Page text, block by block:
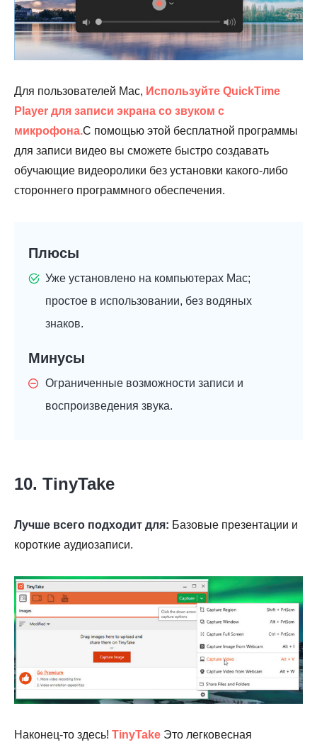
Для пользователей Mac, Используйте QuickTime
Player для записи экрана со звуком с
микрофона.С помощью этой бесплатной программы
для записи видео вы сможете быстро создавать
обучающие видеоролики без установки какого-либо
стороннего программного обеспечения.
Плюсы
Уже установлено на компьютерах Mac;
простое в использовании, без водяных
знаков.
Минусы
Ограниченные возможности записи и
воспроизведения звука.
10. TinyTake
Лучше всего подходит для: Базовые презентации и
короткие аудиозаписи.
Наконец-то здесь! TinyTake Это легковесная